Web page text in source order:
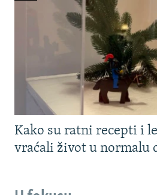
Kako su ratni recepti i
vraćali život u normalu